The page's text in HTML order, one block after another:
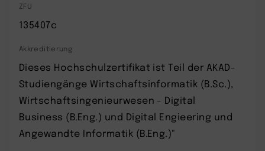
ZFU
135407c
Akkreditierung
Dieses Hochschulzertifikat ist Teil der AKAD-
Studiengänge Wirtschaftsinformatik (B.Sc.),
Wirtschaftsingenieurwesen - Digital
Business (B.Eng.) und Digital Engieering und
Angewandte Informatik (B.Eng.)"